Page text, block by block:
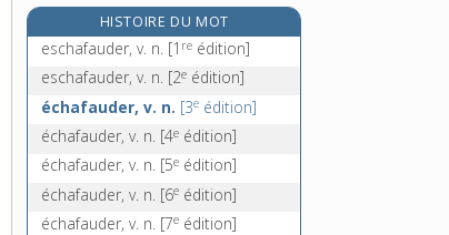
échalote, n. f.
échampir, v. tr.
échancré, -ée, adj.
échancrer, v. tr.
échancrure, n. f.
HISTOIRE DU MOT
eschafauder, v. n. [1 re édition]
eschafauder, v. n. [2e édition]
échafauder, v. n. [3e édition]
échafauder, v. n. [4e édition]
échafauder, v. n. [5e édition]
échafauder, v. n. [6e édition]
échafauder, v. n. [7e édition]